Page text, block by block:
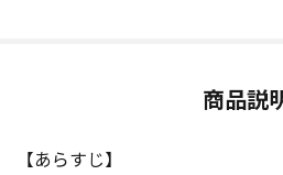
商品説
【あらすじ】